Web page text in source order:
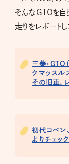
そんなGTOを自
走りをレポートし
三菱・GTO
クマッス
その旧車、
初代コペン
よりチェック